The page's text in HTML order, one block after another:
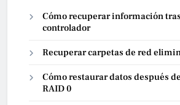
Cómo recuperar información
controlador
Recuperar carpetas de red
Cómo restaurar datos después
RAID 0